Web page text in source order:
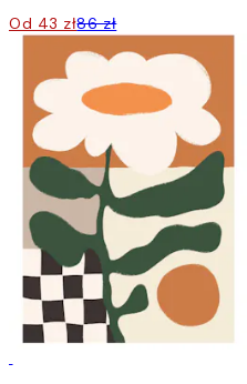
Od 43 zł86 zł